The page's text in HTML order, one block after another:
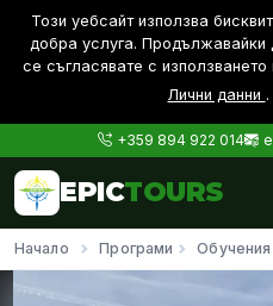
Този уебсайт използва
дoбра услуга. Продължавайки
се съгласявате с използването
Лични данни .
+359 894 922 014
EPICTOURS
Начало Програми Обучения